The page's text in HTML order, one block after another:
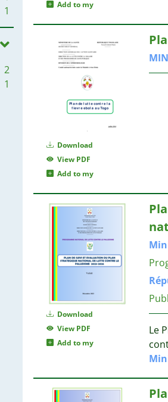
1
1
1
2
1
Add to my
Download
View PDF
Add to my
Download
View PDF
Add to my
Le